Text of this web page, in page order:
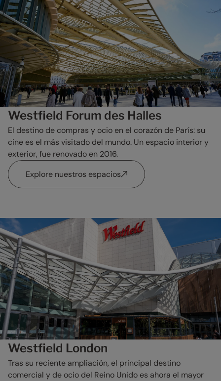
Westfield Forum des Halles
El destino de compras y ocio en el corazón de París: su
cine es el más visitado del mundo. Un espacio interior y
exterior, fue renovado en 2016.
Explore nuestros espacios
Westfield London
Tras su reciente ampliación, el principal destino
comercial y de ocio del Reino Unido es ahora el mayor